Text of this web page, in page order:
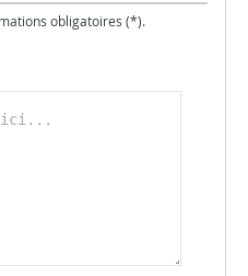
obligatoires (*).